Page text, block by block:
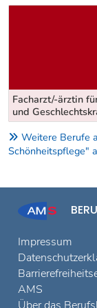
Uber weitere
Facharzt/-ärztin
und
Weitere Berufe
Schönheitspflege"
Impressum
AMS